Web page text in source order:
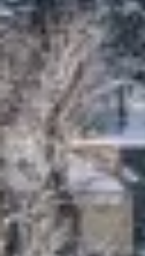
website/app.
Bekijk partnerlijst (1 IAB-verkopers)
Wij gebruiken uw gegevens voor de volgende
IAB-verwerkingsdoeleinden:
Informatie op een apparaat opslaan
Beperkte gegevens gebruiken om
advertenties te selecteren
Profielen aanmaken ten behoeve van
gepersonaliseerde advertenties
Profielen gebruiken voor de selectie
gepersonaliseerde advertenties
Profielen aanmaken ter personalisatie
content
Profielen gebruiken ter selectie van
gepersonaliseerde content
De prestaties van advertenties meten
Contentprestaties meten